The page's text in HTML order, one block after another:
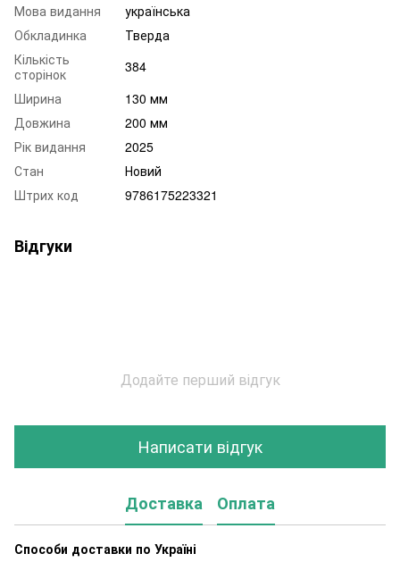
Мова видання
українська
Обкладинка
Тверда
Кількість
сторінок
384
Ширина
130 мм
Довжина
200 мм
Рік видання
2025
Стан
Новий
Штрих код
9786175223321
Відгуки
Додайте перший відгук
Написати відгук
Доставка Оплата
Способи доставки по Україні